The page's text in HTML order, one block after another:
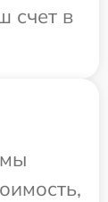
счет в